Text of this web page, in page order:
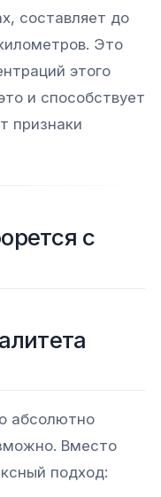
составляет до
Это
этого
и способствует
признаки
с
абсолютно
Вместо
подход:
Связаться с нами